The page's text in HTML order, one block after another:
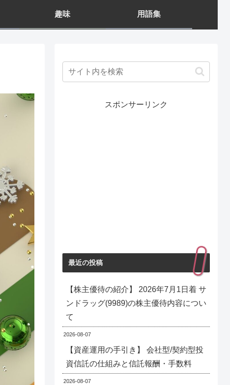
趣味 用語集
スポンサーリンク
最近の投稿
【株主優待の紹介】 2026年7月1日着 サ
ンドラッグ(9989)の株主優待内容につい
て
2026-08-07
【資産運用の手引き】 会社型/契約型投
資信託の仕組みと信託報酬・手数料
2026-08-07